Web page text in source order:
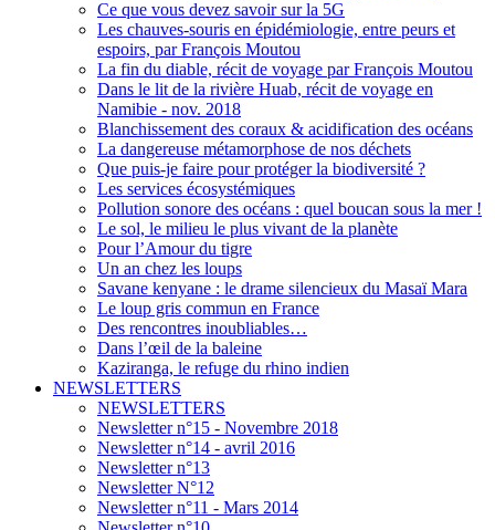
Ce que vous devez savoir sur la 5G
Les chauves-souris en épidémiologie, entre peurs et
espoirs, par François Moutou
La fin du diable, récit de voyage par François Moutou
Dans le lit de la rivière Huab, récit de voyage en
Namibie - nov. 2018
Blanchissement des coraux & acidification des océans
La dangereuse métamorphose de nos déchets
Que puis-je faire pour protéger la biodiversité ?
Les services écosystémiques
Pollution sonore des océans : quel boucan sous la mer !
Le sol, le milieu le plus vivant de la planète
Pour l’Amour du tigre
Un an chez les loups
Savane kenyane : le drame silencieux du Masaï Mara
Le loup gris commun en France
Des rencontres inoubliables…
Dans l’œil de la baleine
Kaziranga, le refuge du rhino indien
NEWSLETTERS
NEWSLETTERS
Newsletter n°15 - Novembre 2018
Newsletter n°14 - avril 2016
Newsletter n°13
Newsletter N°12
Newsletter n°11 - Mars 2014